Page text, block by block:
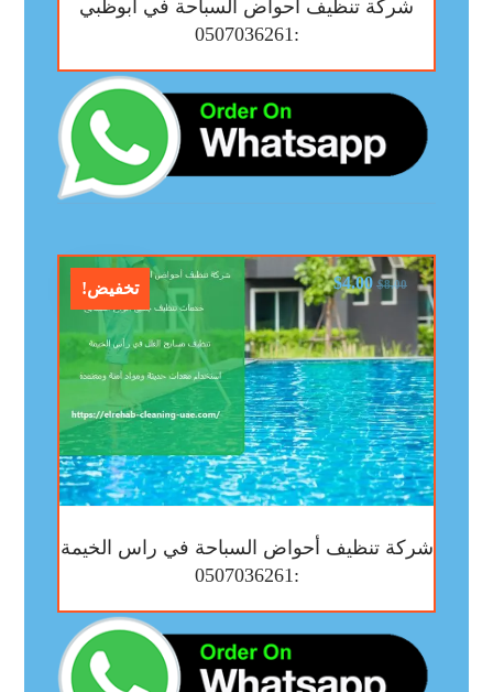
شركة تنظيف أحواض السباحة في ابوظبي
:0507036261
تخفيض!
شركة تنظيف أحواض السباحة في راس الخيمة
:0507036261
$8.00
$4.00